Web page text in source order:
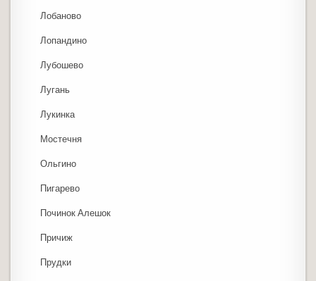
Лобаново
Лопандино
Лубошево
Лугань
Лукинка
Мостечня
Ольгино
Пигарево
Починок Алешок
Причиж
Прудки